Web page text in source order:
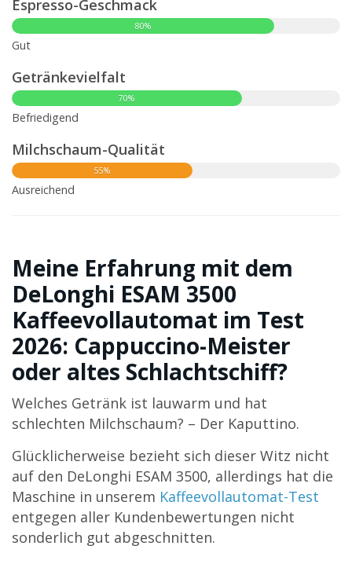
Espresso-Geschmack
80%
Gut
Getränkevielfalt
70%
Befriedigend
Milchschaum-Qualität
55%
Ausreichend
Meine Erfahrung mit dem
DeLonghi ESAM 3500
Kaffeevollautomat im Test
2026: Cappuccino-Meister
oder altes Schlachtschiff?
Welches Getränk ist lauwarm und hat
schlechten Milchschaum? – Der Kaputtino.
Glücklicherweise bezieht sich dieser Witz nicht
auf den DeLonghi ESAM 3500, allerdings hat die
Maschine in unserem Kaffeevollautomat-Test
entgegen aller Kundenbewertungen nicht
sonderlich gut abgeschnitten.